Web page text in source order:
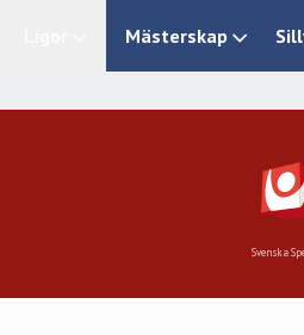
Mästerskap
Svenska